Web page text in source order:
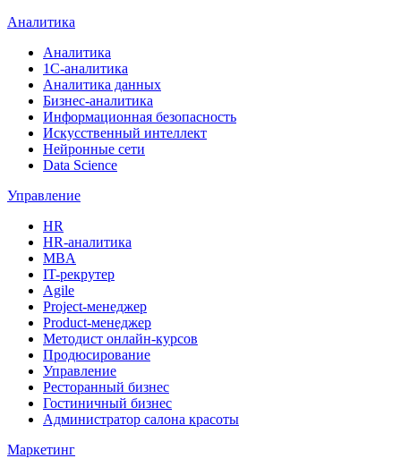
Аналитика
Аналитика
1С-аналитика
Аналитика данных
Бизнес-аналитика
Информационная безопасность
Искусственный интеллект
Нейронные сети
Data Science
Управление
HR
HR-аналитика
MBA
IT-рекрутер
Agile
Project-менеджер
Product-менеджер
Методист онлайн-курсов
Продюсирование
Управление
Ресторанный бизнес
Гостиничный бизнес
Администратор салона красоты
Маркетинг